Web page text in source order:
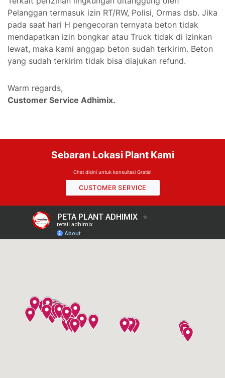
Pelanggan termasuk izin RT/RW, Polisi, Ormas dsb. Jika
pada saat hari H pengecoran ternyata beton tidak
mendapatkan izin bongkar atau Truck tidak di izinkan
lewat, maka kami anggap beton sudah terkirim. Beton
yang sudah terkirim tidak bisa diajukan refund.
Warm regards,
Customer Service Adhimix.
Sebaran Lokasi Plant Kami
Chat disini untuk konsultasi Gratis!
CUSTOMER SERVICE
Chat Layanan Bantuan
Hai! Klik salah satu anggota kami di bawah ini